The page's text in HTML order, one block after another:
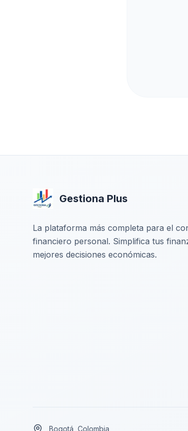
Gestiona Plus
La plataforma más completa para el
financiero personal. Simplifica tus
mejores decisiones económicas.
Bogotá, Colombia